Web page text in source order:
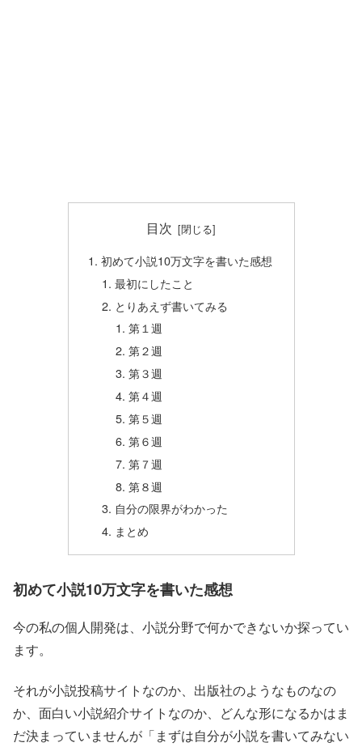
目次
初めて小説10万文字を書いた感想
最初にしたこと
とりあえず書いてみる
第１週
第２週
第３週
第４週
第５週
第６週
第７週
第８週
自分の限界がわかった
まとめ
初めて小説10万文字を書いた感想
今の私の個人開発は、小説分野で何かできないか探ってい
ます。
それが小説投稿サイトなのか、出版社のようなものなの
か、面白い小説紹介サイトなのか、どんな形になるかはま
だ決まっていませんが「まずは自分が小説を書いてみない